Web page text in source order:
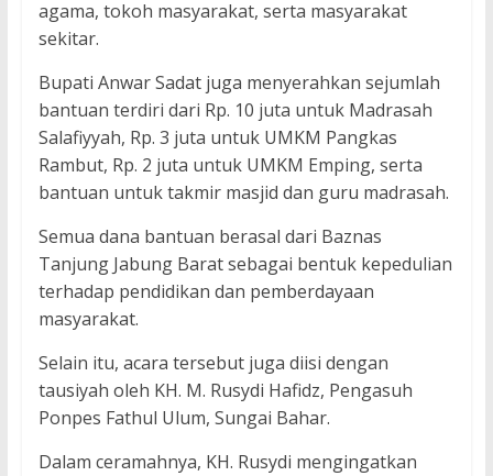
agama, tokoh masyarakat, serta masyarakat
sekitar.
Bupati Anwar Sadat juga menyerahkan sejumlah
bantuan terdiri dari Rp. 10 juta untuk Madrasah
Salafiyyah, Rp. 3 juta untuk UMKM Pangkas
Rambut, Rp. 2 juta untuk UMKM Emping, serta
bantuan untuk takmir masjid dan guru madrasah.
Semua dana bantuan berasal dari Baznas
Tanjung Jabung Barat sebagai bentuk kepedulian
terhadap pendidikan dan pemberdayaan
masyarakat.
Selain itu, acara tersebut juga diisi dengan
tausiyah oleh KH. M. Rusydi Hafidz, Pengasuh
Ponpes Fathul Ulum, Sungai Bahar.
Dalam ceramahnya, KH. Rusydi mengingatkan